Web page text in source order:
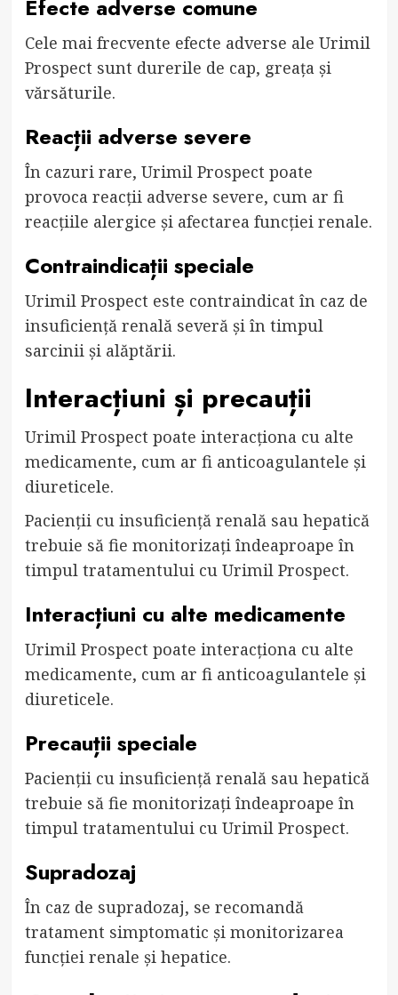
Efecte adverse comune
Cele mai frecvente efecte adverse ale Urimil
Prospect sunt durerile de cap, greața și
vărsăturile.
Reacții adverse severe
În cazuri rare, Urimil Prospect poate
provoca reacții adverse severe, cum ar fi
reacțiile alergice și afectarea funcției renale.
Contraindicații speciale
Urimil Prospect este contraindicat în caz de
insuficiență renală severă și în timpul
sarcinii și alăptării.
Interacțiuni și precauții
Urimil Prospect poate interacționa cu alte
medicamente, cum ar fi anticoagulantele și
diureticele.
Pacienții cu insuficiență renală sau hepatică
trebuie să fie monitorizați îndeaproape în
timpul tratamentului cu Urimil Prospect.
Interacțiuni cu alte medicamente
Urimil Prospect poate interacționa cu alte
medicamente, cum ar fi anticoagulantele și
diureticele.
Precauții speciale
Pacienții cu insuficiență renală sau hepatică
trebuie să fie monitorizați îndeaproape în
timpul tratamentului cu Urimil Prospect.
Supradozaj
În caz de supradozaj, se recomandă
tratament simptomatic și monitorizarea
funcției renale și hepatice.